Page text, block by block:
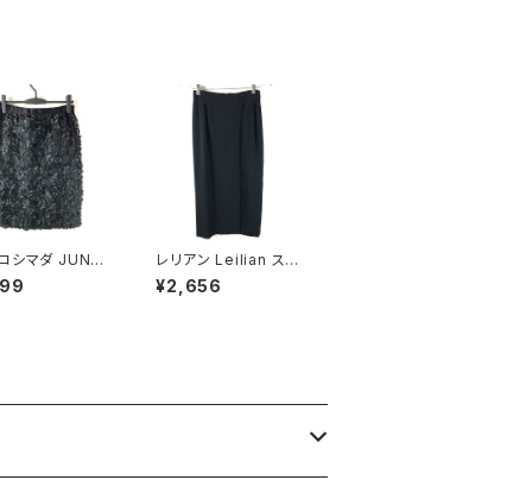
シマダ JUNK
スカート
ースルー タグ
レリアン Leilian スカ
ート ロング スリット 裏
地付き 日本製 サイドフ
¥2,656